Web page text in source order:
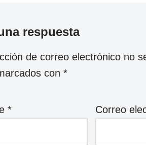
respuesta
de correo electrónico no
con*
* Correo